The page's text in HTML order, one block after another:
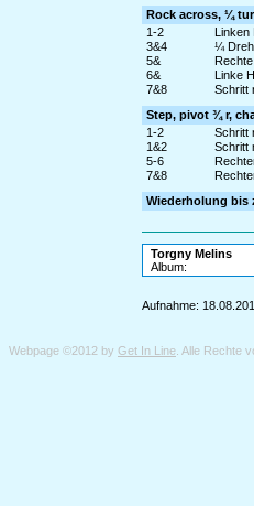
Rock across, ¼
1-2
Linken
3&4
¼
5&
6&
Linke
7&8
Schritt
Step, pivot ¾ r,
1-2
Schritt
1&2
Schritt
5-6
7&8
Wiederholung bis
Torgny Melins
Album:
Aufnahme:
Webpage ©2012 by Get In Line . Alle Rechte